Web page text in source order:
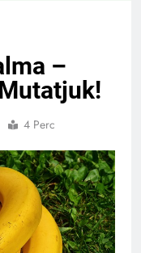
–
4 Perc